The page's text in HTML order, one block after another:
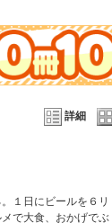
詳細
１日にビールを６リ
で大食、おかげでぶ